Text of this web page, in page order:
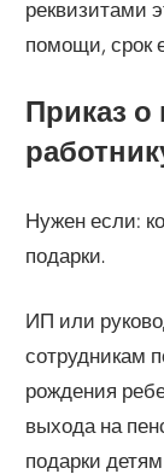
реквизитами
помощи, срок
Приказ
Нужен если:
подарки.
ИП или
сотрудникам
рождения
выхода на
подарки